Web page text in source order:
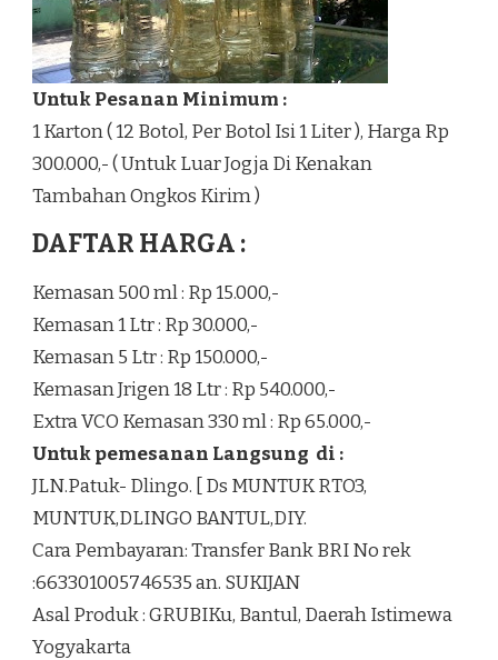
Untuk Pesanan Minimum :
1 Karton ( 12 Botol, Per Botol Isi 1 Liter ), Harga Rp
300.000,- ( Untuk Luar Jogja Di Kenakan
Tambahan Ongkos Kirim )
DAFTAR HARGA :
Kemasan 500 ml : Rp 15.000,-
Kemasan 1 Ltr : Rp 30.000,-
Kemasan 5 Ltr : Rp 150.000,-
Kemasan Jrigen 18 Ltr : Rp 540.000,-
Extra VCO Kemasan 330 ml : Rp 65.000,-
Untuk pemesanan Langsung di :
JLN.Patuk- Dlingo. [ Ds MUNTUK RTO3,
MUNTUK,DLINGO BANTUL,DIY.
Cara Pembayaran: Transfer Bank BRI No rek
:663301005746535 an. SUKIJAN
Asal Produk : GRUBIKu, Bantul, Daerah Istimewa
Yogyakarta